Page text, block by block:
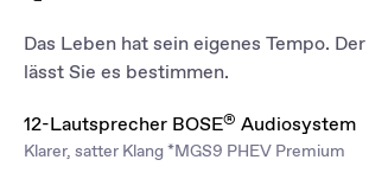
Das Leben hat sein eigenes Tempo.
lässt Sie es bestimmen.
12-Lautsprecher BOSE® Audiosystem
Klarer, satter Klang *MGS9 PHEV Premium